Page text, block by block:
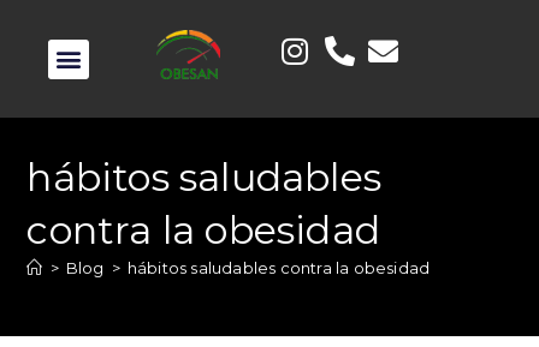
hábitos saludables
contra la obesidad
> Blog > hábitos saludables contra la obesidad